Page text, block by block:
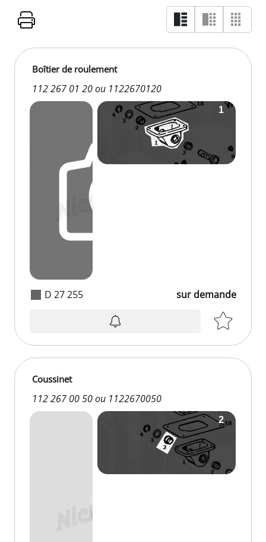
D 27 255
Boîtier de roulement
112 267 01 20 ou 1122670120
sur demande
Coussinet
112 267 00 50 ou 1122670050